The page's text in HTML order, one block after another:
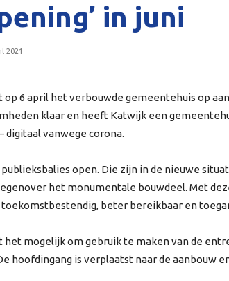
in juni
2021
6 april het verbouwde gemeentehuis op
klaar en heeft Katwijk een
digitaal vanwege corona.
publieksbalies open. Die zijn in de nieuwe
het monumentale bouwdeel. Met
beter bereikbaar en
mogelijk om gebruik te maken van de
hoofdingang is verplaatst naar de aanbouw